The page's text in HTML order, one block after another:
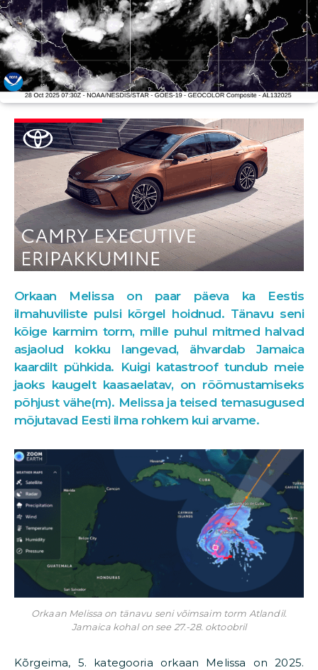
Orkaan Melissa on paar päeva ka Eestis
ilmahuviliste pulsi kõrgel hoidnud. Tänavu seni
kõige karmim torm, mille puhul mitmed halvad
asjaolud kokku langevad, ähvardab Jamaica
kaardilt pühkida. Kuigi katastroof tundub meie
jaoks kaugelt kaasaelatav, on rõõmustamiseks
põhjust vähe(m). Melissa ja teised temasugused
mõjutavad Eesti ilma rohkem kui arvame.
Orkaan Melissa on tänavu seni võimsaim torm Atlandil.
Jamaica kohal on see 27.-28. oktoobril
Kõrgeima, 5. kategooria orkaan Melissa on 2025.